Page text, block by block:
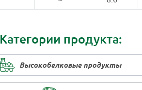
Категории продукта:
Высокобелковые продукты